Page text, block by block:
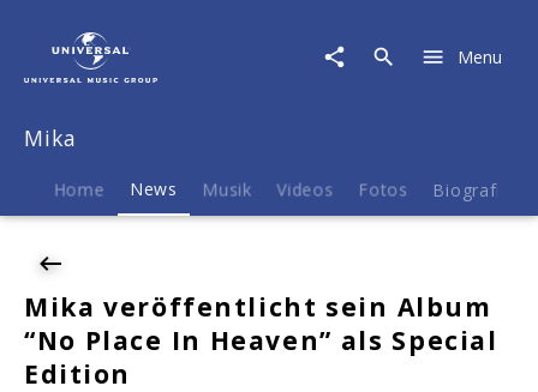
veröffentlicht
"No
Special
Edition
Menu
Mika
Home News Musik Videos Fotos Biografie
Mika veröffentlicht sein Album
“No Place In Heaven” als Special
Edition